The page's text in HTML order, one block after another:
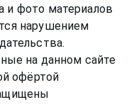
и фото материалов
нарушением
на данном сайте
офёртой